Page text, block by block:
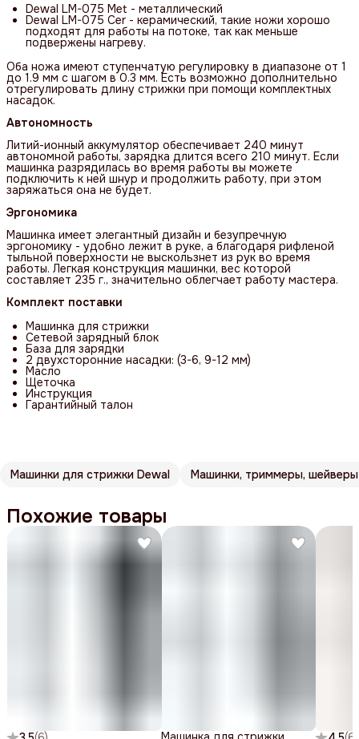
Dewal LM-075 Met - металлический
Dewal LM-075 Cer - керамический, такие ножи хорошо
подходят для работы на потоке, так как меньше
подвержены нагреву.
Оба ножа имеют ступенчатую регулировку в диапазоне от 1
до 1.9 мм с шагом в 0.3 мм. Есть возможно дополнительно
отрегулировать длину стрижки при помощи комплектных
насадок.
Автономность
Литий-ионный аккумулятор обеспечивает 240 минут
автономной работы, зарядка длится всего 210 минут. Если
машинка разрядилась во время работы вы можете
подключить к ней шнур и продолжить работу, при этом
заряжаться она не будет.
Эргономика
Машинка имеет элегантный дизайн и безупречную
эргономику - удобно лежит в руке, а благодаря рифленой
тыльной поверхности не выскользнет из рук во время
работы. Легкая конструкция машинки, вес которой
составляет 235 г., значительно облегчает работу мастера.
Комплект поставки
Машинка для стрижки
Сетевой зарядный блок
База для зарядки
2 двухсторонние насадки: (3-6, 9-12 мм)
Масло
Щеточка
Инструкция
Гарантийный талон
Машинки для стрижки Dewal
Похожие товары